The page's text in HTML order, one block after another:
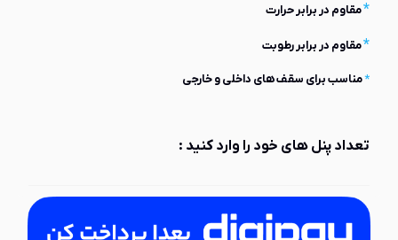
*مقاوم در برابر حرارت
*مقاوم در برابر رطوبت
*مناسب برای سقف های داخلی و خارجی
تعداد پنل های خود را وارد کنید :